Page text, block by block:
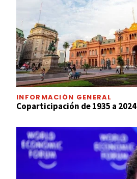
INFORMACIÓN GENERAL
Coparticipación de 1935 a 2024